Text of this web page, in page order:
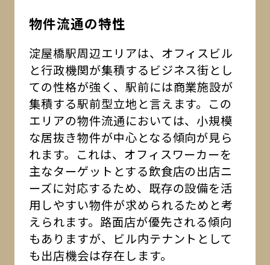
物件流通の特性
淀屋橋駅周辺エリアは、オフィスビル
と行政機関が集積するビジネス街とし
ての性格が強く、駅前には商業施設が
集積する駅前型立地と言えます。この
エリアの物件流通においては、小規模
な居抜き物件が中心となる傾向が見ら
れます。これは、オフィスワーカーを
主なターゲットとする飲食店の出店ニ
ーズに対応するため、既存の設備を活
用しやすい物件が求められるためと考
えられます。路面店が優先される傾向
もありますが、ビル内テナントとして
も出店機会は存在します。